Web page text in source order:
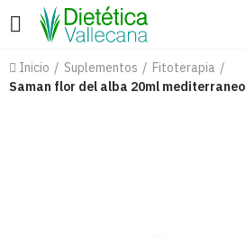
Inicio Suplementos
Fitoterapia
Saman flor del alba 20ml mediterraneo